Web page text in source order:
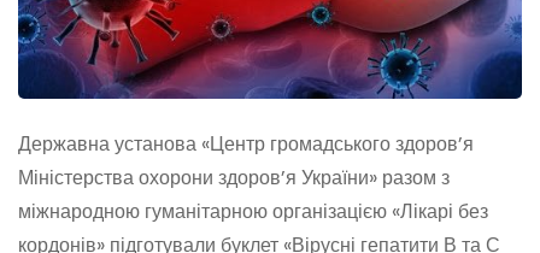
Державна установа «Центр громадського здоров’я
Міністерства охорони здоров’я України» разом з
міжнародною гуманітарною організацією «Лікарі без
кордонів» підготували буклет «Вірусні гепатити В та С